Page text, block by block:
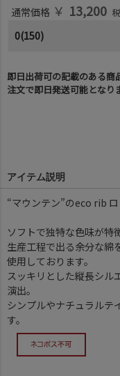
通常価格 ￥ 13,200
0(150)
即日出荷可の記載のある商
注文で即日発送可能となり
アイテム説明
“マウンテン”のeco rib
ソフトで独特な色味が特
生産工程で出る余分な綿
使用しております。
スッキリとした縦長シル
演出。
シンプルやナチュラルテ
す。